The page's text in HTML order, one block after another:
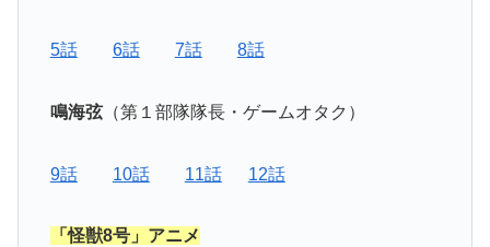
5話 6話 7話 8話
鳴海弦（第１部隊隊長・ゲームオタク）
9話 10話 11話 12話
「怪獣8号」アニメ